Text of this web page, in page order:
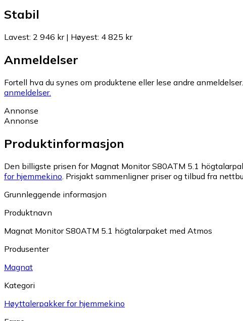
Stabil
Lavest: 2 946 kr| Høyest: 4 825 kr
Anmeldelser
Fortell hva du synes om produktene eller lese andre
anmeldelser.
Annonse
Annonse
Produktinformasjon
Den billigste prisen for Magnat Monitor S80ATM 5.1
for hjemmekino Prisjakt sammenligner priser og tilbud fra
Grunnleggende informasjon
Produktnavn
Magnat Monitor S80ATM 5.1 högtalarpaket med Atmos
Produsenter
Magnat
Kategori
Høyttalerpakker for hjemmekino